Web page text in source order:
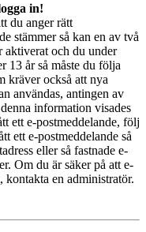
in!
du anger rätt
stämmer så kan en av två
aktiverat och du under
13 år så måste du följa
kräver också att nya
användas, antingen av
information visades
ett e-postmeddelande, följ
ett e-postmeddelande så
eller så fastnade e-
Om du är säker på att e-
kontakta en administratör.